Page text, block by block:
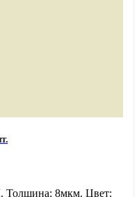
Толщина: 8мкм. Цвет: